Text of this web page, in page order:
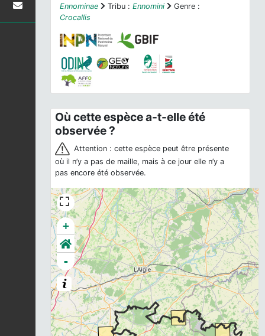
Ennominae
Tribu : Ennomini
Genre :
Crocallis
Où cette espèce a-t-elle été
observée ?
Attention : cette espèce peut être présente
où il n’y a pas de maille, mais à ce jour elle n’y a
pas encore été observée.
+
-